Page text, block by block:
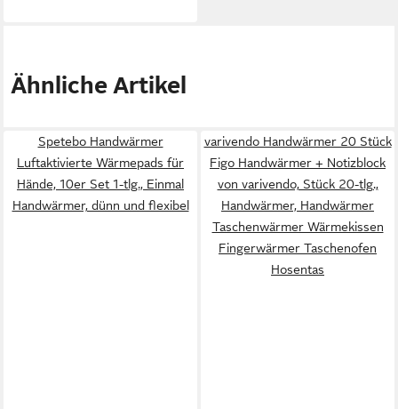
Ähnliche Artikel
Spetebo Handwärmer
Luftaktivierte Wärmepads für
Hände, 10er Set 1-tlg., Einmal
Handwärmer, dünn und flexibel
varivendo Handwärmer 20 Stück
Figo Handwärmer + Notizblock
von varivendo, Stück 20-tlg.,
Handwärmer, Handwärmer
Taschenwärmer Wärmekissen
Fingerwärmer Taschenofen
Hosentas